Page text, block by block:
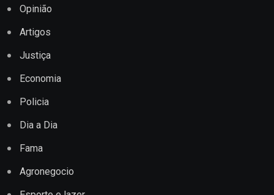
Opinião
Artigos
Justiça
Economia
Policia
Dia a Dia
Fama
Agronegocio